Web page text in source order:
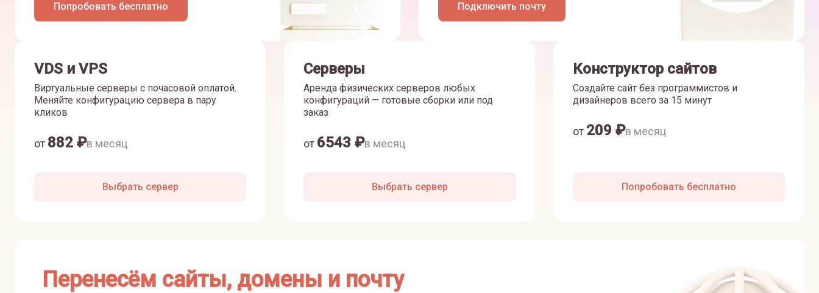
Попробовать бесплатно Подключить почту
VDS и VPS
Виртуальные серверы с почасовой оплатой.
Меняйте конфигурацию сервера в пару
кликов
от 882 ₽в месяц
Выбрать сервер
Серверы
Аренда физических серверов любых
конфигураций — готовые сборки или под
заказ
от 6543 ₽в месяц
Выбрать сервер
Конструктор сайтов
Создайте сайт без программистов и
дизайнеров всего за 15 минут
от 209 ₽в месяц
Попробовать бесплатно
Перенесём сайты, домены и почту